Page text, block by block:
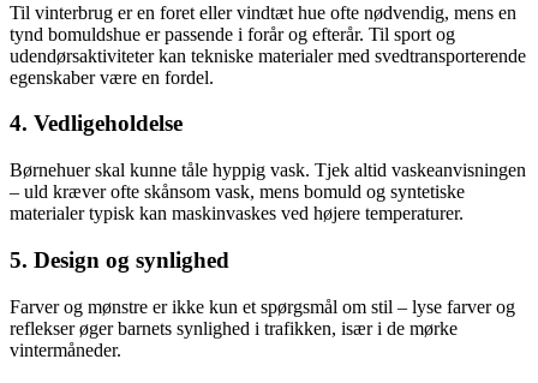
Til vinterbrug er en foret eller vindtæt hue ofte nødvendig, mens en
tynd bomuldshue er passende i forår og efterår. Til sport og
udendørsaktiviteter kan tekniske materialer med svedtransporterende
egenskaber være en fordel.
4. Vedligeholdelse
Børnehuer skal kunne tåle hyppig vask. Tjek altid vaskeanvisningen
– uld kræver ofte skånsom vask, mens bomuld og syntetiske
materialer typisk kan maskinvaskes ved højere temperaturer.
5. Design og synlighed
Farver og mønstre er ikke kun et spørgsmål om stil – lyse farver og
reflekser øger barnets synlighed i trafikken, især i de mørke
vintermåneder.